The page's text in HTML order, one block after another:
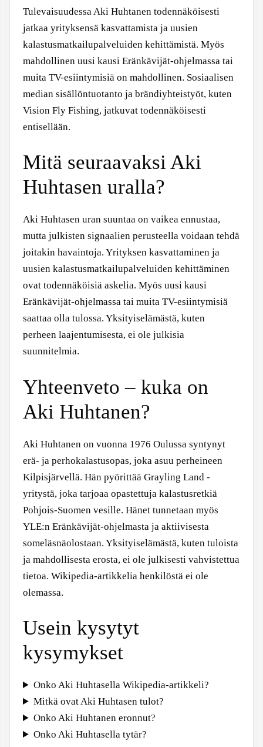
Tulevaisuudessa Aki Huhtanen todennäköisesti
jatkaa yrityksensä kasvattamista ja uusien
kalastusmatkailupalveluiden kehittämistä. Myös
mahdollinen uusi kausi Eränkävijät-ohjelmassa tai
muita TV-esiintymisiä on mahdollinen. Sosiaalisen
median sisällöntuotanto ja brändiyhteistyöt, kuten
Vision Fly Fishing, jatkuvat todennäköisesti
entisellään.
Mitä seuraavaksi Aki
Huhtasen uralla?
Aki Huhtasen uran suuntaa on vaikea ennustaa,
mutta julkisten signaalien perusteella voidaan tehdä
joitakin havaintoja. Yrityksen kasvattaminen ja
uusien kalastusmatkailupalveluiden kehittäminen
ovat todennäköisiä askelia. Myös uusi kausi
Eränkävijät-ohjelmassa tai muita TV-esiintymisiä
saattaa olla tulossa. Yksityiselämästä, kuten
perheen laajentumisesta, ei ole julkisia
suunnitelmia.
Yhteenveto – kuka on
Aki Huhtanen?
Aki Huhtanen on vuonna 1976 Oulussa syntynyt
erä- ja perhokalastusopas, joka asuu perheineen
Kilpisjärvellä. Hän pyörittää Grayling Land -
yritystä, joka tarjoaa opastettuja kalastusretkiä
Pohjois-Suomen vesille. Hänet tunnetaan myös
YLE:n Eränkävijät-ohjelmasta ja aktiivisesta
someläsnäolostaan. Yksityiselämästä, kuten tuloista
ja mahdollisesta erosta, ei ole julkisesti vahvistettua
tietoa. Wikipedia-artikkelia henkilöstä ei ole
olemassa.
Usein kysytyt
kysymykset
Onko Aki Huhtasella Wikipedia-artikkeli?
Mitkä ovat Aki Huhtasen tulot?
Onko Aki Huhtanen eronnut?
Onko Aki Huhtasella tytär?